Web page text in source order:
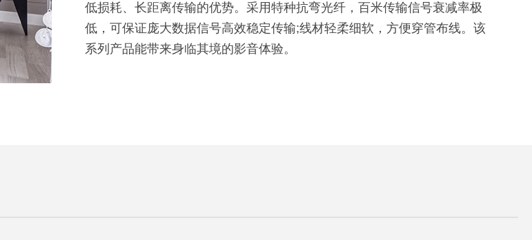
低损耗、长距离传输的优势。采用特种抗弯光纤，百米传输信号衰减率极
低，可保证庞大数据信号高效稳定传输;线材轻柔细软，方便穿管布线。该
系列产品能带来身临其境的影音体验。